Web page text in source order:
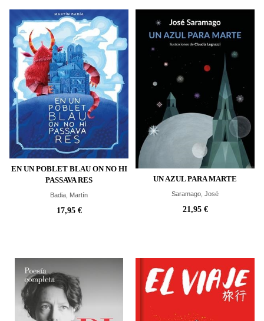
EN UN POBLET BLAU ON NO HI
PASSAVA RES
Badia, Martín
17,95 €
UN AZUL PARA MARTE
Saramago, José
21,95 €